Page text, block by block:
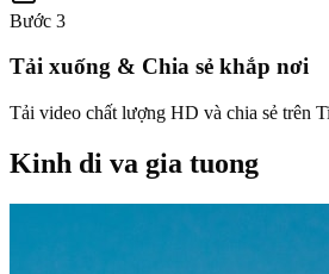
Bước 3
Tải xuống & Chia sẻ khắp nơi
Tải video chất lượng HD và chia sẻ trên
Kinh di va gia tuong